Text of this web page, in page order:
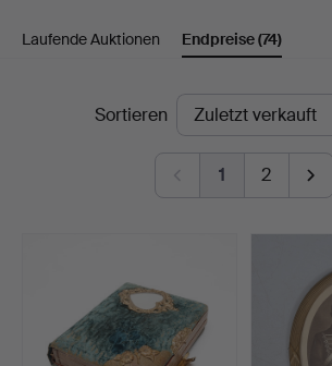
Linköping
Laufende Auktionen Endpreise(74)
EndpreiseSortieren
1 2